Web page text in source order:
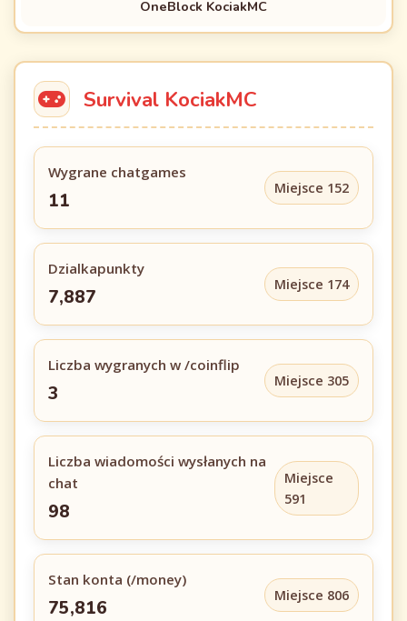
OneBlock KociakMC
Survival KociakMC
Wygrane chatgames
11
Miejsce 152
Dzialkapunkty
7,887
Miejsce 174
Liczba wygranych w /coinflip
3
Miejsce 305
Liczba wiadomości wysłanych na
chat
98
Miejsce
591
Stan konta (/money)
75,816
Miejsce 806